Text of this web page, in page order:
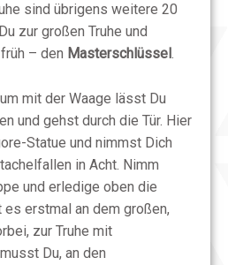
sind übrigens weitere 20
zur großen Truhe und
– den Masterschlüssel.
mit der Waage lässt Du
und gehst durch die Tür. Hier
Statue und nimmst Dich
in Acht. Nimm
und erledige oben die
es erstmal an dem großen,
zur Truhe mit
musst Du, an den